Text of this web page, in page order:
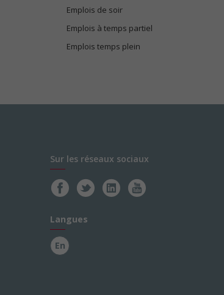
Emplois de soir
Emplois à temps partiel
Emplois temps plein
Sur les réseaux sociaux
Langues
En